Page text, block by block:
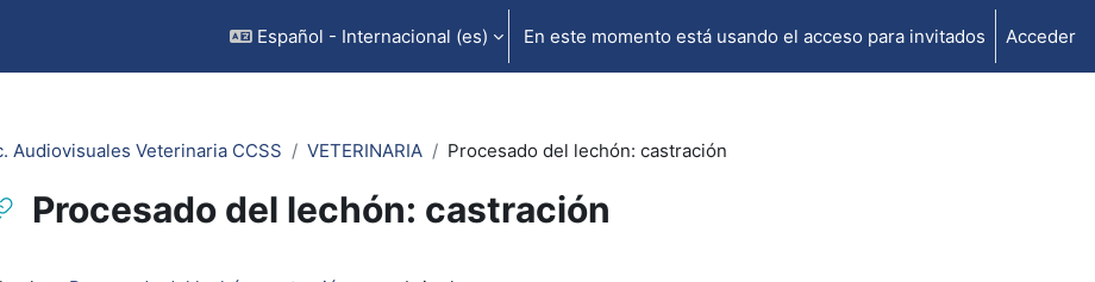
Español - Internacional ‎(es)‎ En este momento está usando el acceso para invitados Acceder
Audiovisuales Veterinaria CCSS VETERINARIA Procesado del lechón: castración
Procesado del lechón: castración